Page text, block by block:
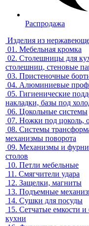
Распродажа
Изделия из
01. Мебельная кромка
02. Столешницы для
столешниц, стеновые
03. Пристеночные
04. Алюминиевые
05. Гигиенические
накладки, базы под
06. Цокольные системы
07. Ножки под цоколь,
08. Системы
механизмы поворота
09. Механизмы и
столов
10. Петли мебельные
11. Смягчители удара
12. Защелки, магниты
13. Подъемные
14. Сушки для посуды
15. Сетчатые емкости
кухни